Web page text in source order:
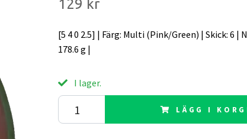
129 kr
[5 4 0 2.5] | Färg: Multi (Pink/Green) | Skick: 6 |
178.6 g |
I lager.
LÄGG I